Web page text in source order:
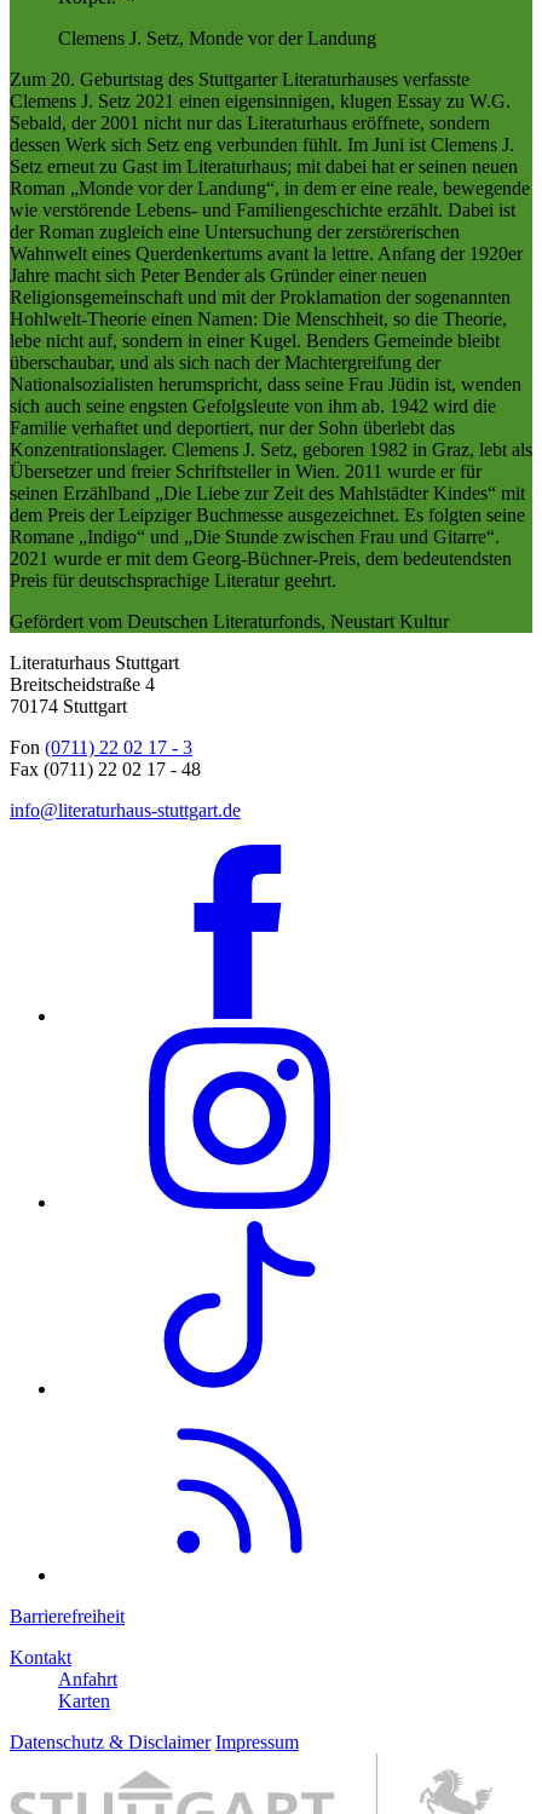
Clemens J. Setz, Monde vor der Landung
Zum 20. Geburtstag des Stuttgarter Literaturhauses verfasste
Clemens J. Setz 2021 einen eigensinnigen, klugen Essay zu W.G.
Sebald, der 2001 nicht nur das Literaturhaus eröffnete, sondern
dessen Werk sich Setz eng verbunden fühlt. Im Juni ist Clemens J.
Setz erneut zu Gast im Literaturhaus; mit dabei hat er seinen neuen
Roman „Monde vor der Landung“, in dem er eine reale, bewegende
wie verstörende Lebens- und Familiengeschichte erzählt. Dabei ist
der Roman zugleich eine Untersuchung der zerstörerischen
Wahnwelt eines Querdenkertums avant la lettre. Anfang der 1920er
Jahre macht sich Peter Bender als Gründer einer neuen
Religionsgemeinschaft und mit der Proklamation der sogenannten
Hohlwelt-Theorie einen Namen: Die Menschheit, so die Theorie,
lebe nicht auf, sondern in einer Kugel. Benders Gemeinde bleibt
überschaubar, und als sich nach der Machtergreifung der
Nationalsozialisten herumspricht, dass seine Frau Jüdin ist, wenden
sich auch seine engsten Gefolgsleute von ihm ab. 1942 wird die
Familie verhaftet und deportiert, nur der Sohn überlebt das
Konzentrationslager. Clemens J. Setz, geboren 1982 in Graz, lebt als
Übersetzer und freier Schriftsteller in Wien. 2011 wurde er für
seinen Erzählband „Die Liebe zur Zeit des Mahlstädter Kindes“ mit
dem Preis der Leipziger Buchmesse ausgezeichnet. Es folgten seine
Romane „Indigo“ und „Die Stunde zwischen Frau und Gitarre“.
2021 wurde er mit dem Georg-Büchner-Preis, dem bedeutendsten
Preis für deutschsprachige Literatur geehrt.
Gefördert vom Deutschen Literaturfonds, Neustart Kultur
Literaturhaus Stuttgart
Breitscheidstraße 4
70174 Stuttgart
Fon (0711) 22 02 17 - 3
Fax (0711) 22 02 17 - 48
info@literaturhaus-stuttgart.de
Barrierefreiheit
Kontakt
Anfahrt
Karten
Datenschutz & Disclaimer Impressum